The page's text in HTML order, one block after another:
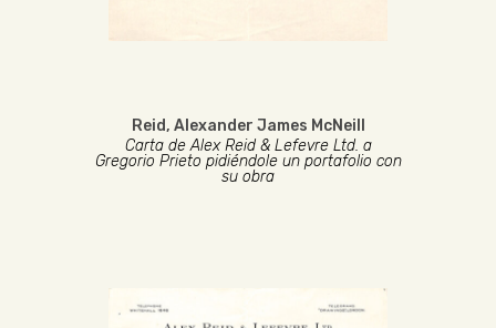
Reid, Alexander James McNeill
Carta de Alex Reid & Lefevre Ltd. a
Gregorio Prieto pidiéndole un portafolio con
su obra